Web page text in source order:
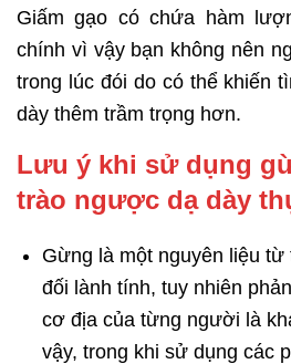
Giấm gạo có chứa hàm
chính vì vậy bạn không nên
trong lúc đói do có thể khiến
dày thêm trầm trọng hơn.
Lưu ý khi sử dụng
trào ngược dạ dày
Gừng là một nguyên liệu
đối lành tính, tuy nhiên
cơ địa của từng người là
vậy, trong khi sử dụng các